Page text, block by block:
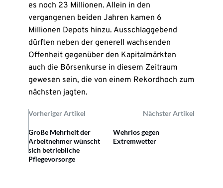
es noch 23 Millionen. Allein in den
vergangenen beiden Jahren kamen 6
Millionen Depots hinzu. Ausschlaggebend
dürften neben der generell wachsenden
Offenheit gegenüber den Kapitalmärkten
auch die Börsenkurse in diesem Zeitraum
gewesen sein, die von einem Rekordhoch zum
nächsten jagten.
Vorheriger Artikel Nächster Artikel
Große Mehrheit der
Arbeitnehmer wünscht
sich betriebliche
Pflegevorsorge
Wehrlos gegen
Extremwetter